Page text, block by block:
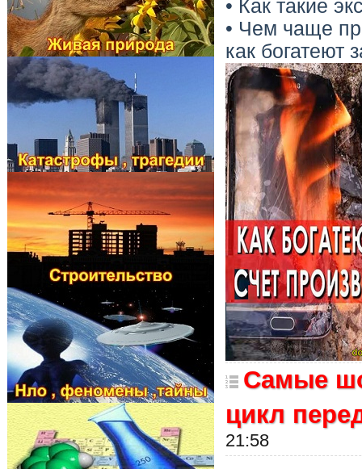
• Как такие
• Чем чаще
как богатеют
Самые
цикл
21:58